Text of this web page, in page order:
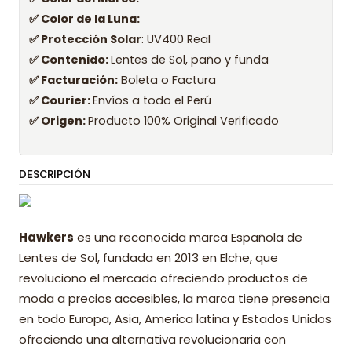
✅ Color de la Luna:
✅ Protección Solar: UV400 Real
✅ Contenido:Lentes de Sol, paño y funda
✅ Facturación: Boleta o Factura
✅ Courier:Envíos a todo el Perú
✅ Origen:Producto 100% Original Verificado
DESCRIPCIÓN
Hawkers es una reconocida marca Española de
Lentes de Sol, fundada en 2013 en Elche, que
revoluciono el mercado ofreciendo productos de
moda a precios accesibles, la marca tiene presencia
en todo Europa, Asia, America latina y Estados Unidos
ofreciendo una alternativa revolucionaria con